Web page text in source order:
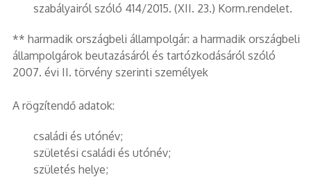
szabályairól szóló 414/2015. (XII. 23.) Korm.rendelet.
** harmadik országbeli állampolgár: a harmadik országbeli
állampolgárok beutazásáról és tartózkodásáról szóló
2007. évi II. törvény szerinti személyek
A rögzítendő adatok:
családi és utónév;
születési családi és utónév;
születés helye;